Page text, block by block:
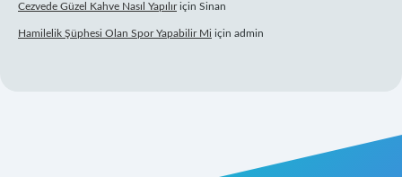
Cezvede Güzel Kahve Nasıl Yapılıriçin Sinan
Hamilelik Şüphesi Olan Spor Yapabilir Mi için admin